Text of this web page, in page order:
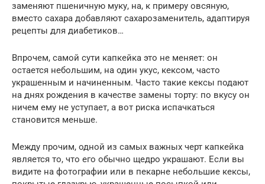
заменяют пшеничную муку, на, к примеру овсяную,
вместо сахара добавляют сахарозаменитель, адаптируя
рецепты для диабетиков…
Впрочем, самой сути капкейка это не меняет: он
остается небольшим, на один укус, кексом, часто
украшенным и начиненным. Часто такие кексы подают
на днях рождения в качестве замены торту: по вкусу он
ничем ему не уступает, а вот риска испачкаться
становится меньше.
Между прочим, одной из самых важных черт капкейка
является то, что его обычно щедро украшают. Если вы
видите на фотографии или в пекарне небольшие кексы,